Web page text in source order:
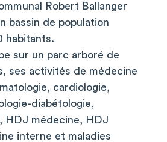
Robert Ballanger
bassin de population
habitants.
sur un parc arboré de
ses activités de médecine
cardiologie,
diabétologie,
HDJ médecine, HDJ
interne et maladies